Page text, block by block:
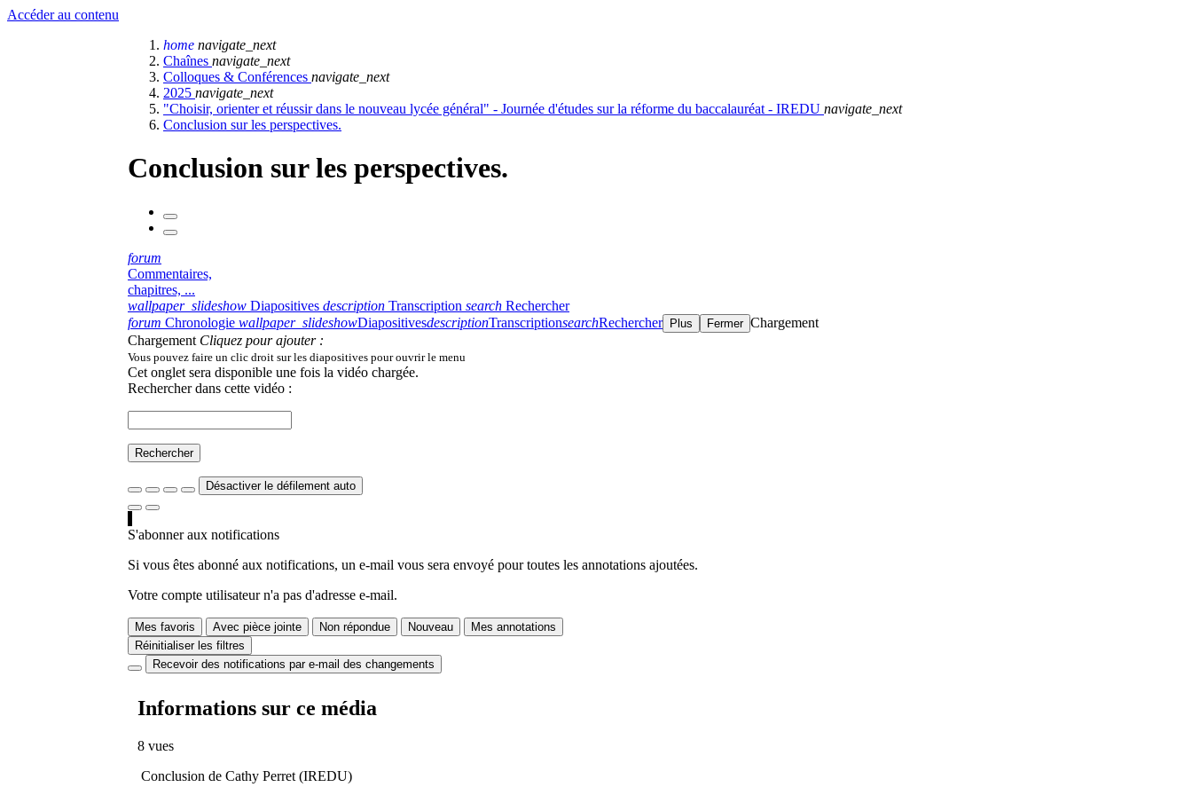
Accéder au contenu
home navigate_next
Chaînes navigate_next
Colloques & Conférences navigate_next
2025 navigate_next
"Choisir, orienter et réussir dans le nouveau lycée général" - Journée d'études sur la réforme du baccalauréat - IREDU navigate_next
Conclusion sur les perspectives.
Conclusion sur les perspectives.
forum
Commentaires,
chapitres, ...
wallpaper_slideshow Diapositives description Transcription search Rechercher
forum Chronologie wallpaper_slideshowDiapositivesdescriptionTranscriptionsearchRechercher Plus Fermer Chargement
Chargement Cliquez pour ajouter :
Vous pouvez faire un clic droit sur les diapositives pour ouvrir le menu
Cet onglet sera disponible une fois la vidéo chargée.
Rechercher dans cette vidéo :
Rechercher
Désactiver le défilement auto
S'abonner aux notifications
Si vous êtes abonné aux notifications, un e-mail vous sera envoyé pour toutes les annotations ajoutées.
Votre compte utilisateur n'a pas d'adresse e-mail.
Mes favoris Avec pièce jointe Non répondue Nouveau
Mes annotations
Réinitialiser les filtres
Recevoir des notifications par e-mail des changements
Informations sur ce média
8 vues
Conclusion de Cathy Perret (IREDU)